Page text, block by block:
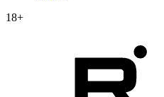
18+